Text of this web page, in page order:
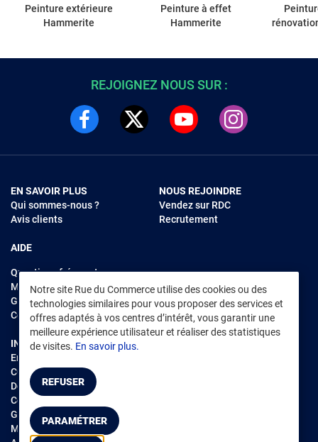
Peinture extérieure
Hammerite
Peinture à effet
Hammerite
REJOIGNEZ NOUS SUR :
EN SAVOIR PLUS
Qui sommes-nous ?
Avis clients
AIDE
Questions fréquentes
Modes de règlements
Garantie et retours
Contacter Rue du Commerce
NOUS REJOINDRE
Vendez sur RDC
Recrutement
INFORMATIONS LÉGALES
Environnement
CGV /CGU Marketplace
Données personnelles
Cookies
Gérer mes cookies
Mentions légales
Notre site Rue du Commerce utilise des cookies ou des
technologies similaires pour vous proposer des services et
offres adaptés à vos centres d’intérêt, vous garantir une
meilleure expérience utilisateur et réaliser des statistiques
de visites. En savoir plus.
REFUSER
PARAMÉTRER